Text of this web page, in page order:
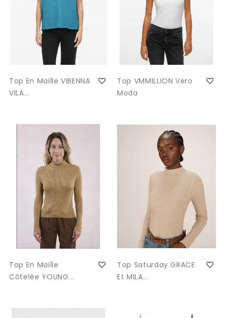
Top En Maille VIBENNA
VILA...
Top VMMILLION Vero
Moda
Top En Maille
Côtelée YOUNG...
Top Saturday GRACE
Et MILA...